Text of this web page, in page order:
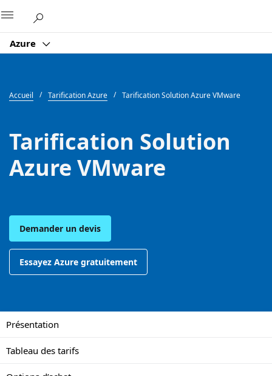
Azure
Accueil Tarification Azure Tarification Solution Azure VMware
Tarification Solution
Azure VMware
Demander un devis
Essayez Azure gratuitement
Présentation
Tableau des tarifs